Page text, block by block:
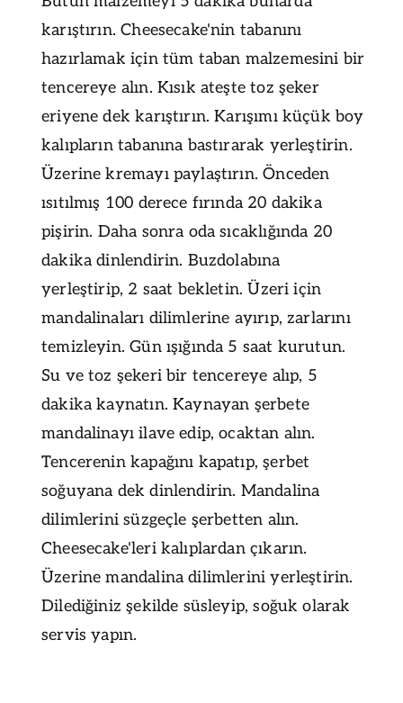
karıştırın. Cheesecake'nin tabanını
hazırlamak için tüm taban malzemesini bir
tencereye alın. Kısık ateşte toz şeker
eriyene dek karıştırın. Karışımı küçük boy
kalıpların tabanına bastırarak yerleştirin.
Üzerine kremayı paylaştırın. Önceden
ısıtılmış 100 derece fırında 20 dakika
pişirin. Daha sonra oda sıcaklığında 20
dakika dinlendirin. Buzdolabına
yerleştirip, 2 saat bekletin. Üzeri için
mandalinaları dilimlerine ayırıp, zarlarını
temizleyin. Gün ışığında 5 saat kurutun.
Su ve toz şekeri bir tencereye alıp, 5
dakika kaynatın. Kaynayan şerbete
mandalinayı ilave edip, ocaktan alın.
Tencerenin kapağını kapatıp, şerbet
soğuyana dek dinlendirin. Mandalina
dilimlerini süzgeçle şerbetten alın.
Cheesecake'leri kalıplardan çıkarın.
Üzerine mandalina dilimlerini yerleştirin.
Dilediğiniz şekilde süsleyip, soğuk olarak
servis yapın.